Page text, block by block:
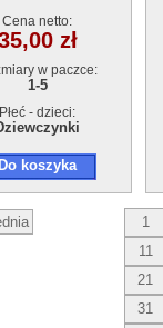
Cena netto:
zł
w paczce:
1-5
Płeć - dzieci:
Do koszyka
1
11
21
31